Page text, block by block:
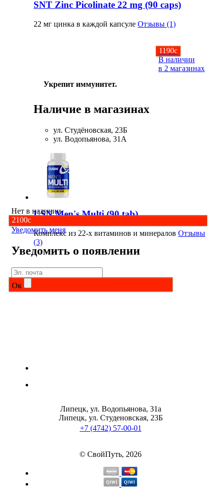
1190c
В наличии
в 2 магазинах
SNT Zinc Picolinate 22 mg (90 caps)
22 мг цинка в каждой капсуле Отзывы (1)
Укрепит иммунитет.
Наличие в магазинах
ул. Студёновская, 23Б
ул. Водопьянова, 31А
Нет в наличии
2100c
Уведомить меня
Уведомить о появлении
Ок
USN Men's Multi (90 tab)
Комплекс из 22-х витаминов и минералов Отзывы
(3)
Липецк, ул. Водопьянова, 31а
Липецк, ул. Студеновская, 23Б
+7 (4742) 57-00-01
© СвойПуть, 2026